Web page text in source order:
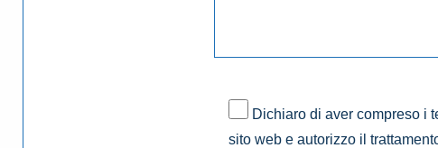
Dichiaro di aver compreso i
sito web e autorizzo il